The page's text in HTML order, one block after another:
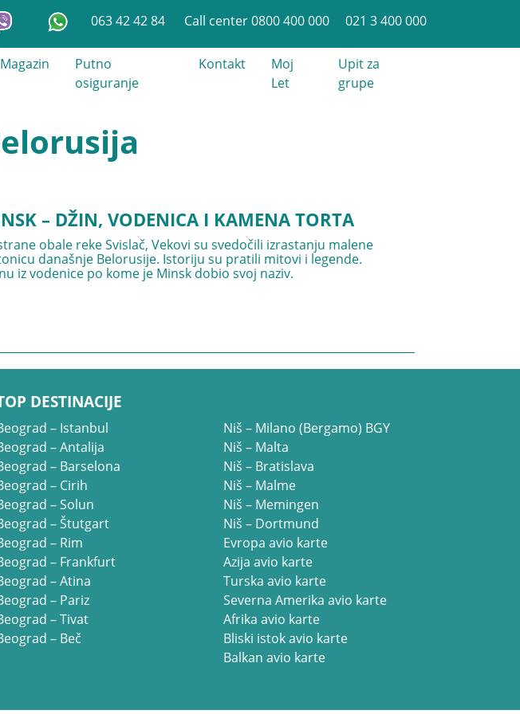
063 42 42 84 Call center 0800 400 000 021 3 400 000
Magazin
Putno
osiguranje
Kontakt
Moj
Let
Upit za
grupe
– DŽIN, VODENICA I KAMENA TORTA
obale reke Svislač, Vekovi su svedočili izrastanju malene
današnje Belorusije. Istoriju su pratili mitovi i legende.
iz vodenice po kome je Minsk dobio svoj naziv.
DESTINACIJE
– Istanbul
– Antalija
– Barselona
– Cirih
– Solun
– Štutgart
– Rim
– Frankfurt
– Atina
– Pariz
– Tivat
– Beč
Niš – Milano (Bergamo) BGY
Niš – Malta
Niš – Bratislava
Niš – Malme
Niš – Memingen
Niš – Dortmund
Evropa avio karte
Azija avio karte
Turska avio karte
Severna Amerika avio karte
Afrika avio karte
Bliski istok avio karte
Balkan avio karte